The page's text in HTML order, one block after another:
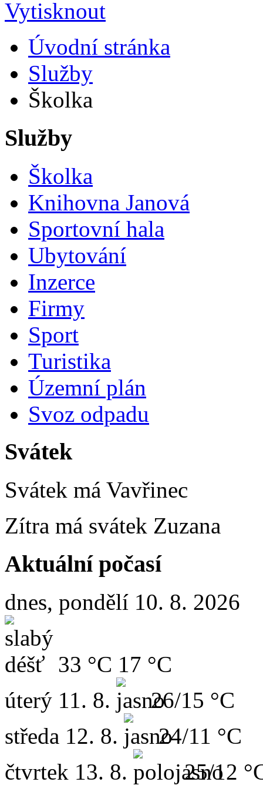
Úvodní stránka
Služby
Školka
Služby
Školka
Knihovna Janová
Sportovní hala
Ubytování
Inzerce
Firmy
Sport
Turistika
Územní plán
Svoz odpadu
Svátek
Svátek má Vavřinec
Zítra má svátek Zuzana
Aktuální počasí
dnes, pondělí 10. 8. 2026
33 °C 17 °C
úterý 11. 8.
26/15 °C
středa 12. 8.
24/11 °C
čtvrtek 13. 8. 25/12